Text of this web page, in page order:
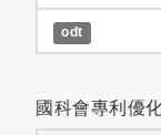
odt
國科會專利優